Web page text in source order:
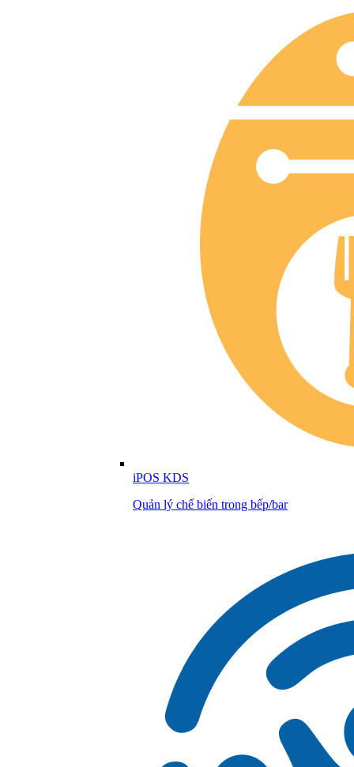
iPOS KDS
Quản lý chế biến trong bếp/bar